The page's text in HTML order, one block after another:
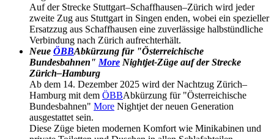
Auf der Strecke Stuttgart–Schaffhausen–Zürich wird jeder
zweite Zug aus Stuttgart in Singen enden, wobei ein spezieller
Ersatzzug aus Schaffhausen eine zuverlässige halbstündliche
Verbindung nach Zürich aufrechterhält.
Neue ÖBBAbkürzung für "Österreichische
Bundesbahnen" More Nightjet-Züge auf der Strecke
Zürich–Hamburg
Ab dem 14. Dezember 2025 wird der Nachtzug Zürich–
Hamburg mit dem ÖBBAbkürzung für "Österreichische
Bundesbahnen" More Nightjet der neuen Generation
ausgestattet sein.
Diese Züge bieten modernen Komfort wie Minikabinen und